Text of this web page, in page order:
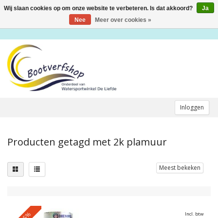
Inloggen
Toggle
Producten getagd met 2k plamuur
Meest bekeken
Incl. btw
Wij slaan cookies op om onze website te verbeteren. Is dat akkoord?
Ja
Nee
Meer over cookies »